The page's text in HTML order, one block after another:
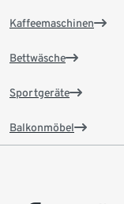
Kaffeemaschinen
Bettwäsche
Sportgeräte
Balkonmöbel